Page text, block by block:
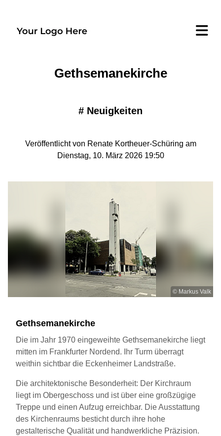
Gethsemanekirche
# Neuigkeiten
Veröffentlicht von Renate Kortheuer-Schüring am
Dienstag, 10. März 2026 19:50
© Markus Valk
Gethsemanekirche
Die im Jahr 1970 eingeweihte Gethsemanekirche liegt
mitten im Frankfurter Nordend. Ihr Turm überragt
weithin sichtbar die Eckenheimer Landstraße.
Die architektonische Besonderheit: Der Kirchraum
liegt im Obergeschoss und ist über eine großzügige
Treppe und einen Aufzug erreichbar. Die Ausstattung
des Kirchenraums besticht durch ihre hohe
gestalterische Qualität und handwerkliche Präzision.